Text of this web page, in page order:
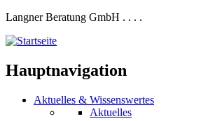
Langner Beratung GmbH . . . .
Hauptnavigation
Aktuelles & Wissenswertes
Aktuelles